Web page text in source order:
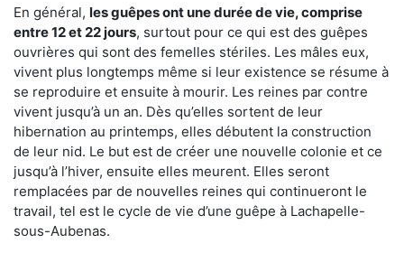
En général, les guêpes ont une durée de vie, comprise
entre 12 et 22 jours, surtout pour ce qui est des guêpes
ouvrières qui sont des femelles stériles. Les mâles eux,
vivent plus longtemps même si leur existence se résume à
se reproduire et ensuite à mourir. Les reines par contre
vivent jusqu’à un an. Dès qu’elles sortent de leur
hibernation au printemps, elles débutent la construction
de leur nid. Le but est de créer une nouvelle colonie et ce
jusqu’à l’hiver, ensuite elles meurent. Elles seront
remplacées par de nouvelles reines qui continueront le
travail, tel est le cycle de vie d’une guêpe à Lachapelle-
sous-Aubenas.